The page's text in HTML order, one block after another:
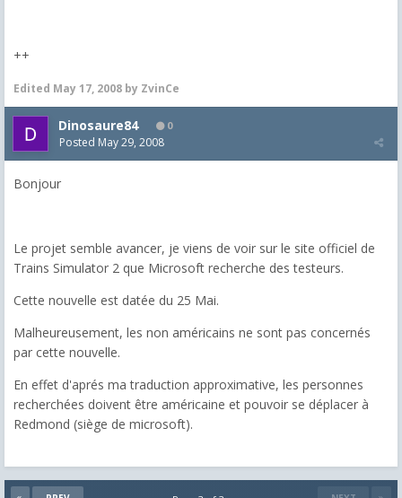
++
Edited May 17, 2008 by ZvinCe
Dinosaure84 0
Posted May 29, 2008
Bonjour
Le projet semble avancer, je viens de voir sur le site officiel de
Trains Simulator 2 que Microsoft recherche des testeurs.
Cette nouvelle est datée du 25 Mai.
Malheureusement, les non américains ne sont pas concernés
par cette nouvelle.
En effet d'aprés ma traduction approximative, les personnes
recherchées doivent être américaine et pouvoir se déplacer à
Redmond (siège de microsoft).